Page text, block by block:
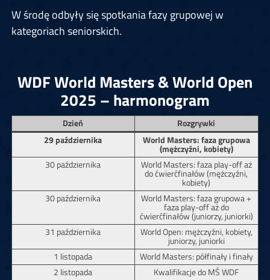
W środę odbyły się spotkania fazy grupowej w
kategoriach seniorskich.
WDF World Masters & World Open
2025 – harmonogram
Dzień
Rozgrywki
29 października
World Masters: faza grupowa
(mężczyźni, kobiety)
30 października
World Masters: faza play-off aż
do ćwierćfinałów (mężczyźni,
kobiety)
30 października
World Masters: faza grupowa +
faza play-off aż do
ćwierćfinałów (juniorzy, juniorki)
31 października
World Open: mężczyźni, kobiety,
juniorzy, juniorki
1 listopada
World Masters: półfinały i finały
2 listopada
Kwalifikacje do MŚ WDF